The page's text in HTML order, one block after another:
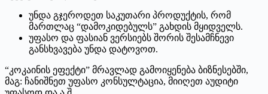
უნდა გჯეროდეთ საკუთარი პროდუქტის, რომ
მართლაც “დამოკიდებულს” გახდის მყიდველს.
უფასო და ფასიან ვერსიებს შორის შესამჩნევი
განსხვავება უნდა დატოვოთ.
“კოკაინის ეფექტი” მრავლად გამოიყენება ბიზნესებში,
მაგ: ჩანიშნეთ უფასო კონსულტაცია, მიიღეთ აუდიტი